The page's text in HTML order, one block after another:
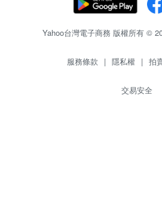
Yahoo台灣電子商務 版權所有 ©
服務條款 | 隱私權 | 拍
交易安全